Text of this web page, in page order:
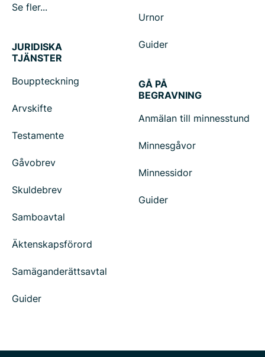
Se fler...
Urnor
Guider
JURIDISKA
TJÄNSTER
Bouppteckning
Arvskifte
Testamente
Gåvobrev
Skuldebrev
Samboavtal
Äktenskapsförord
Samäganderättsavtal
Guider
GÅ PÅ
BEGRAVNING
Anmälan till minnesstund
Minnesgåvor
Minnessidor
Guider